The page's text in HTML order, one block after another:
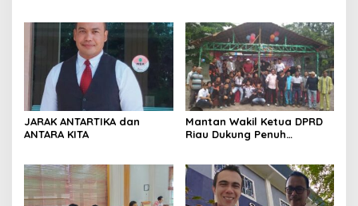
JARAK ANTARTIKA dan
ANTARA KITA
Mantan Wakil Ketua DPRD
Riau Dukung Penuh
Kabupaten Kepulauan
Meranti